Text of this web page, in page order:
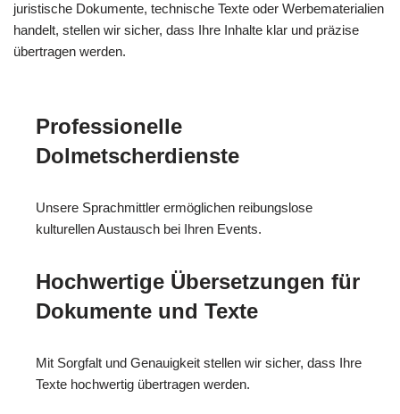
juristische Dokumente, technische Texte oder Werbematerialien
handelt, stellen wir sicher, dass Ihre Inhalte klar und präzise
übertragen werden.
Professionelle
Dolmetscherdienste
Unsere Sprachmittler ermöglichen reibungslose
kulturellen Austausch bei Ihren Events.
Hochwertige Übersetzungen für
Dokumente und Texte
Mit Sorgfalt und Genauigkeit stellen wir sicher, dass Ihre
Texte hochwertig übertragen werden.